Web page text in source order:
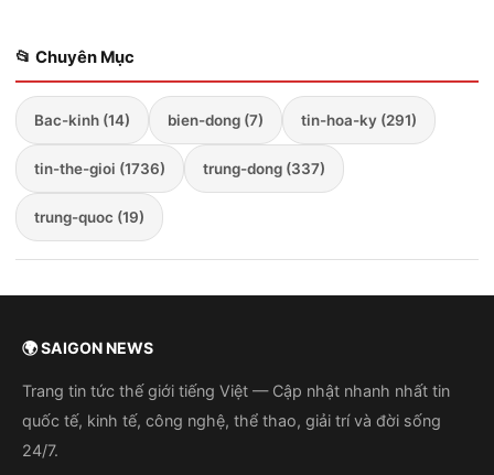
📂 Chuyên Mục
Bac-kinh (14) bien-dong (7) tin-hoa-ky (291)
tin-the-gioi (1736) trung-dong (337)
trung-quoc (19)
🌍 SAIGON NEWS
Trang tin tức thế giới tiếng Việt — Cập nhật nhanh nhất tin
quốc tế, kinh tế, công nghệ, thể thao, giải trí và đời sống
24/7.